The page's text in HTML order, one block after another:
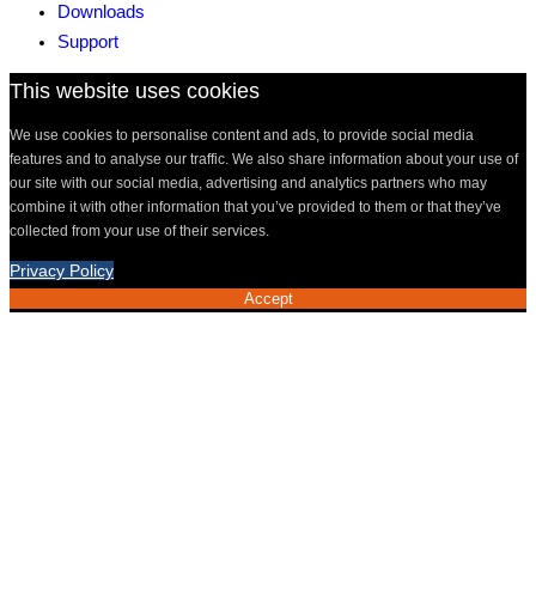
Downloads
Support
This website uses cookies
We use cookies to personalise content and ads, to provide social media
features and to analyse our traffic. We also share information about your use of
our site with our social media, advertising and analytics partners who may
combine it with other information that you’ve provided to them or that they’ve
collected from your use of their services.
Privacy Policy
Accept